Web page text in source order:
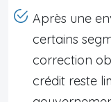
Après une
certains
correction
crédit reste